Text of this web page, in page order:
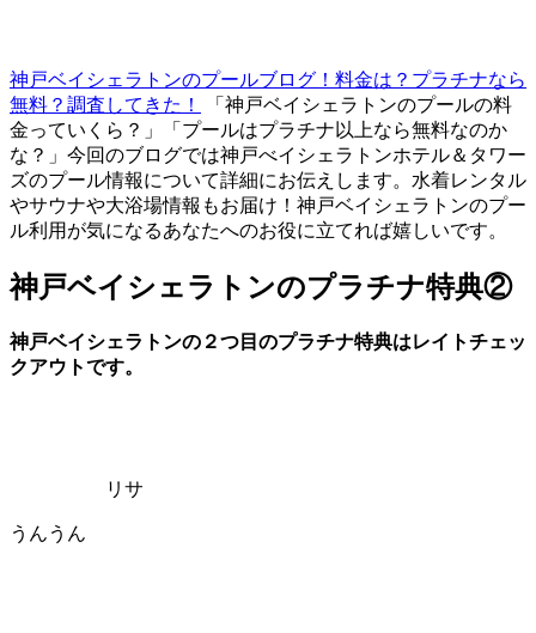
神戸ベイシェラトンのプールブログ！料金は？プラチナなら
無料？調査してきた！
「神戸ベイシェラトンのプールの料
金っていくら？」「プールはプラチナ以上なら無料なのか
な？」今回のブログでは神戸べイシェラトンホテル＆タワー
ズのプール情報について詳細にお伝えします。水着レンタル
やサウナや大浴場情報もお届け！神戸ベイシェラトンのプー
ル利用が気になるあなたへのお役に立てれば嬉しいです。
神戸ベイシェラトンのプラチナ特典②
神戸ベイシェラトンの２つ目のプラチナ特典はレイトチェッ
クアウトです。
リサ
うんうん